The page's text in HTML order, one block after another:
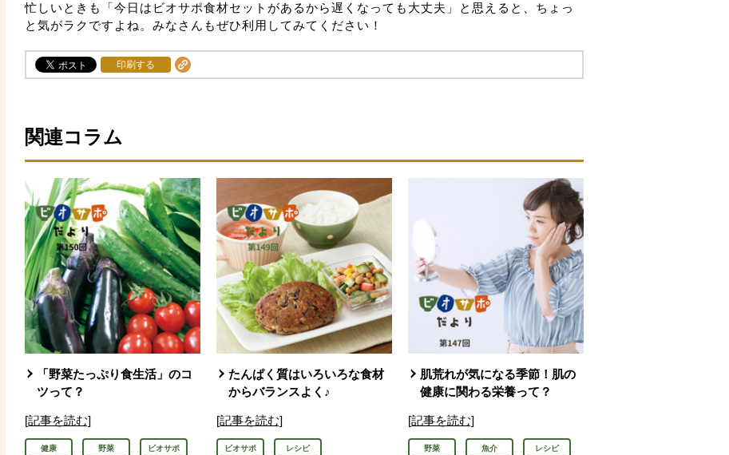
忙しいときも「今日はビオサポ食材セットがあるから遅くなっても大丈夫」と思えると、ちょっ
と気がラクですよね。みなさんもぜひ利用してみてください！
印刷する
関連コラム
「野菜たっぷり食生活」のコ
ツって？
[記事を読む]
健康 野菜 ビオサポ
たんぱく質はいろいろな食材
からバランスよく♪
[記事を読む]
ビオサポ レシピ
肌荒れが気になる季節！肌の
健康に関わる栄養って？
[記事を読む]
野菜 魚介 レシピ